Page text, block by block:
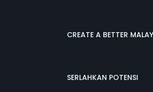
CREATE A BETTER
SERLAHKAN POTENSI